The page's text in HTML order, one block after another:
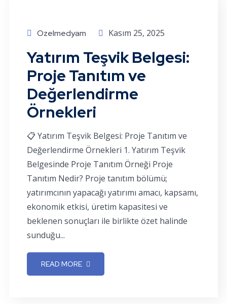
Ozelmedyam Kasım 25, 2025
Yatırım Teşvik Belgesi:
Proje Tanıtım ve
Değerlendirme
Örnekleri
📋 Yatırım Teşvik Belgesi: Proje Tanıtım ve
Değerlendirme Örnekleri 1. Yatırım Teşvik
Belgesinde Proje Tanıtım Örneği Proje
Tanıtım Nedir? Proje tanıtım bölümü;
yatırımcının yapacağı yatırımı amacı, kapsamı,
ekonomik etkisi, üretim kapasitesi ve
beklenen sonuçları ile birlikte özet halinde
sunduğu...
READ MORE